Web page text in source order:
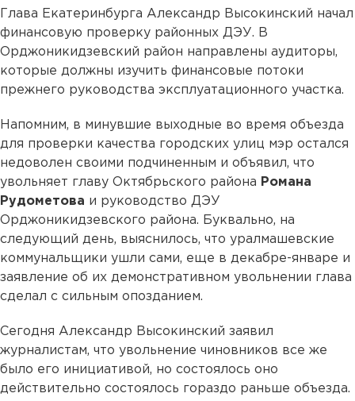
Глава Екатеринбурга Александр Высокинский начал
финансовую проверку районных ДЭУ. В
Орджоникидзевский район направлены аудиторы,
которые должны изучить финансовые потоки
прежнего руководства эксплуатационного участка.
Напомним, в минувшие выходные во время объезда
для проверки качества городских улиц мэр остался
недоволен своими подчиненным и объявил, что
увольняет главу Октябрьского района Романа
Рудометова и руководство ДЭУ
Орджоникидзевского района. Буквально, на
следующий день, выяснилось, что уралмашевские
коммунальщики ушли сами, еще в декабре-январе и
заявление об их демонстративном увольнении глава
сделал с сильным опозданием.
Сегодня Александр Высокинский заявил
журналистам, что увольнение чиновников все же
было его инициативой, но состоялось оно
действительно состоялось гораздо раньше объезда.